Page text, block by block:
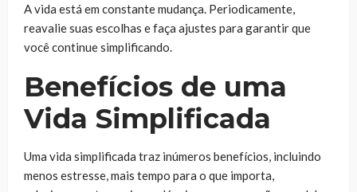
A vida está em constante mudança. Periodicamente,
reavalie suas escolhas e faça ajustes para garantir que
você continue simplificando.
Benefícios de uma
Vida Simplificada
Uma vida simplificada traz inúmeros benefícios, incluindo
menos estresse, mais tempo para o que importa,